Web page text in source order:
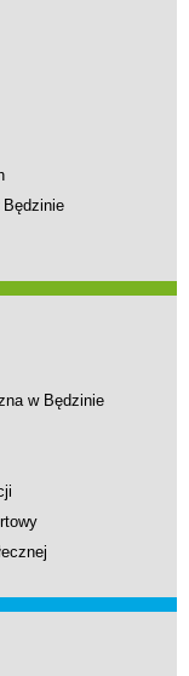
w Będzinie